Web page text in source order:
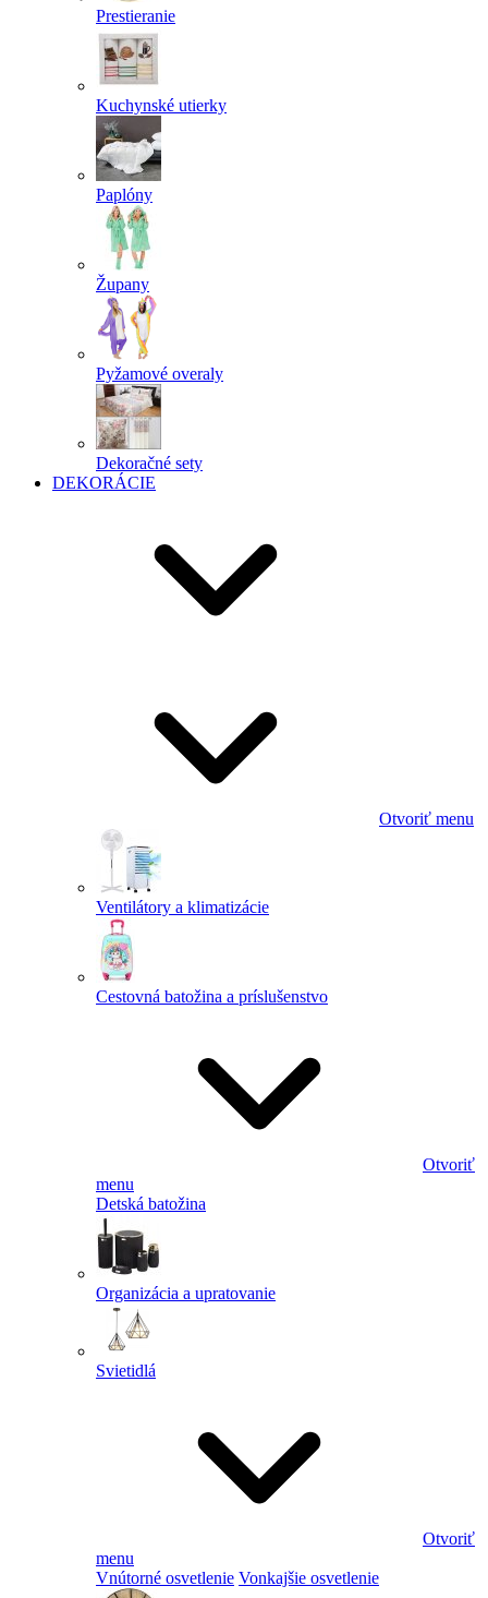
Prestieranie
Kuchynské utierky
Paplóny
Župany
Pyžamové overaly
Dekoračné sety
DEKORÁCIE
Otvoriť menu
Ventilátory a klimatizácie
Cestovná batožina a príslušenstvo
Otvoriť
menu
Detská batožina
Organizácia a upratovanie
Svietidlá
Otvoriť
menu
Vnútorné osvetlenie Vonkajšie osvetlenie